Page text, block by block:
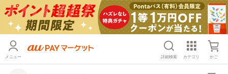
メニュー 詳細検索 カテゴリ かご